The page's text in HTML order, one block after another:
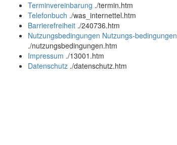
Terminvereinbarung ./termin.htm
Telefonbuch ./was_internettel.htm
Barrierefreiheit ./240736.htm
Nutzungsbedingungen Nutzungs-bedingungen
./nutzungsbedingungen.htm
Impressum ./13001.htm
Datenschutz ./datenschutz.htm